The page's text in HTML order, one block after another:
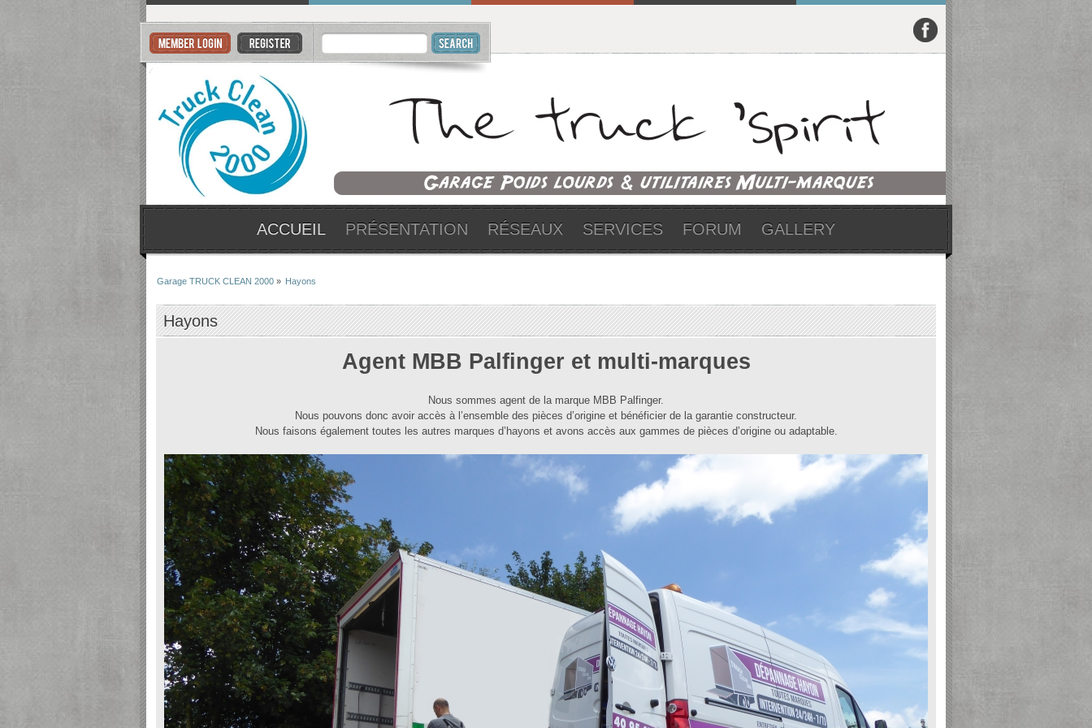
ACCUEIL PRÉSENTATION RÉSEAUX SERVICES FORUM GALLERY
Garage TRUCK CLEAN 2000» Hayons
Hayons
Agent MBB Palfinger et multi-marques
Nous sommes agent de la marque MBB Palfinger.
Nous pouvons donc avoir accès à l’ensemble des pièces d’origine et bénéficier de la garantie constructeur.
Nous faisons également toutes les autres marques d’hayons et avons accès aux gammes de pièces d’origine ou adaptable.